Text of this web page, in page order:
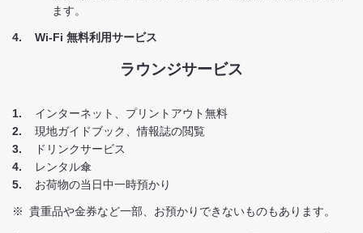
ます。
4 Wi-Fi 無料利用サービス
ラウンジサービス
1
インターネット、プリントアウト無料
2
現地ガイドブック、情報誌の閲覧
3
ドリンクサービス
4
レンタル傘
5
お荷物の当日中一時預かり
※ 貴重品や金券など一部、お預かりできないものもあります。